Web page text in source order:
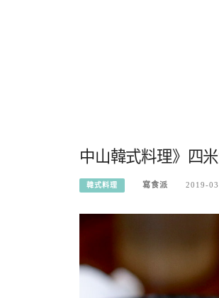
中山韓式料理》四
韓式料理 寫食派 2019-